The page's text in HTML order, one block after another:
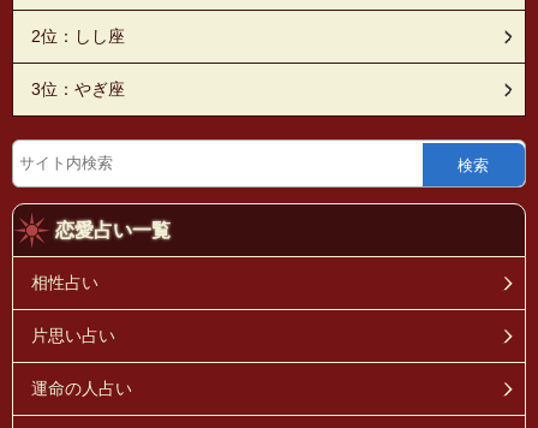
2位：しし座
3位：やぎ座
検索
恋愛占い一覧
相性占い
片思い占い
運命の人占い